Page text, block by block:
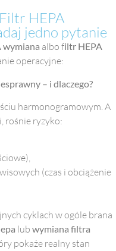
HEPA
jedno pytanie
wymiana albo filtr HEPA
operacyjne:
– i dlaczego?
harmonogramowym. A
rośnie ryzyko:
(czas i obciążenie
cyklach w ogóle brana
lub wymiana filtra
pokaże realny stan